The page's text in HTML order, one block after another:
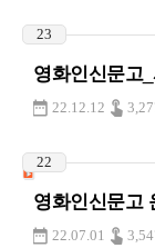
23
영화인신문고
22.12.12
22
영화인신문고
22.07.01